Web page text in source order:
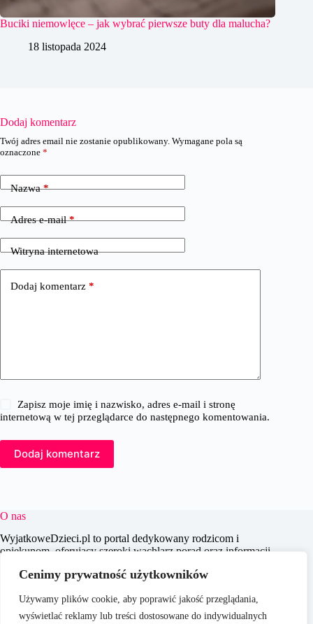
Cenimy prywatność użytkowników
Używamy plików cookie, aby poprawić jakość przeglądania,
wyświetlać reklamy lub treści dostosowane do indywidualnych
Buciki niemowlęce – jak wybrać pierwsze buty dla malucha?
18 listopada 2024
Dodaj komentarz
Twój adres email nie zostanie opublikowany. Wymagane pola są
oznaczone *
Nazwa*
Adres e-mail*
Witryna internetowa
Dodaj komentarz *
Zapisz moje imię i nazwisko, adres e-mail i stronę
internetową w tej przeglądarce do następnego komentowania.
Dodaj komentarz
O nas
WyjatkoweDzieci.pl to portal dedykowany rodzicom i
opiekunom, oferujący szeroki wachlarz porad oraz informacji
celem jest wspieranie dorosłych w codziennych wyzwaniach
praktycznych treści, które pomagają w świadomym i
efektywnym wychowywaniu młodego pokolenia.